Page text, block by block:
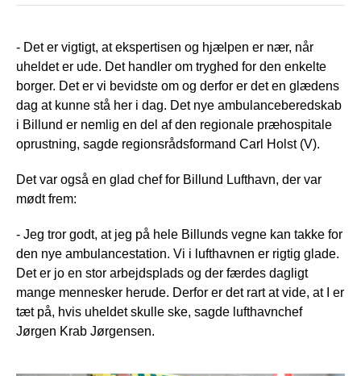
- Det er vigtigt, at ekspertisen og hjælpen er nær, når
uheldet er ude. Det handler om tryghed for den enkelte
borger. Det er vi bevidste om og derfor er det en glædens
dag at kunne stå her i dag. Det nye ambulanceberedskab
i Billund er nemlig en del af den regionale præhospitale
oprustning, sagde regionsrådsformand Carl Holst (V).
Det var også en glad chef for Billund Lufthavn, der var
mødt frem:
- Jeg tror godt, at jeg på hele Billunds vegne kan takke for
den nye ambulancestation. Vi i lufthavnen er rigtig glade.
Det er jo en stor arbejdsplads og der færdes dagligt
mange mennesker herude. Derfor er det rart at vide, at I er
tæt på, hvis uheldet skulle ske, sagde lufthavnchef
Jørgen Krab Jørgensen.